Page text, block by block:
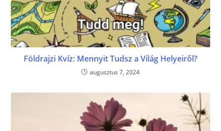
Földrajzi Kvíz: Mennyit Tudsz a Világ Helyeiről?
augusztus 7, 2024